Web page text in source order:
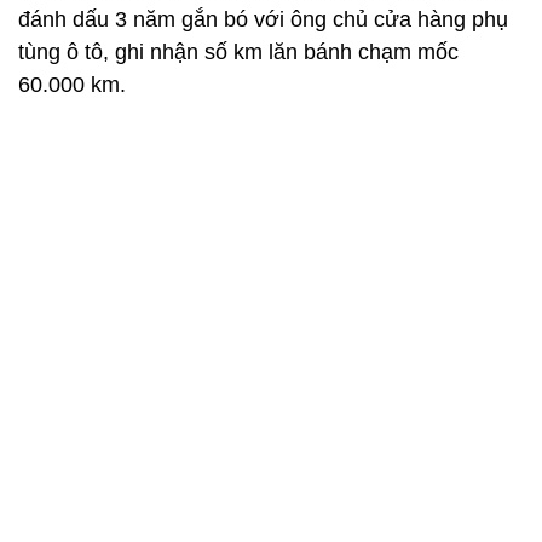
đánh dấu 3 năm gắn bó với ông chủ cửa hàng phụ
tùng ô tô, ghi nhận số km lăn bánh chạm mốc
60.000 km.